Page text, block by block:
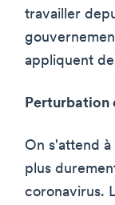
travailler
appliquent
Perturbation
On s'attend à
plus
coronavirus.